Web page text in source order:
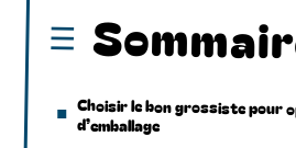
Choisir le bon grossiste pour
d’emballage